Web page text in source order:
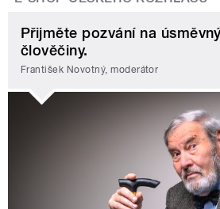
Přijměte pozvání na
člověčiny.
František Novotný, moderátor